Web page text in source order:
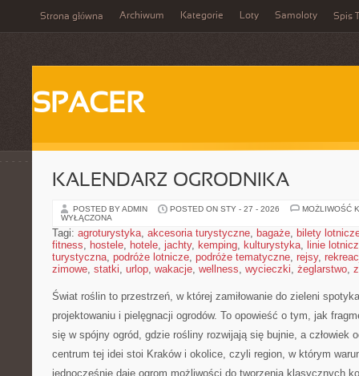
Strona główna Archiwum Kategorie Loty Samoloty Spis
SPACER
KALENDARZ OGRODNIKA
POSTED BY ADMIN POSTED ON STY - 27 - 2026
MOŻLIWOŚĆ
WYŁĄCZONA
Tagi: agroturystyka, akcesoria turystyczne, bagaże, bilety
fitness, hostele, hotele, jachty, kemping, kulturystyka, linie
turystyczna, podróże lotnicze, podróże tematyczne, rejsy,
zimowe, statki, urlop, wakacje, wellness, wycieczki, żeglarstwo,
Świat roślin to przestrzeń, w której zamiłowanie do zieleni
projektowaniu i pielęgnacji ogrodów. To opowieść o tym, jak
się w spójny ogród, gdzie rośliny rozwijają się bujnie, a człowiek
centrum tej idei stoi Kraków i okolice, czyli region, w którym
jednocześnie daje ogrom możliwości do tworzenia klasycznych